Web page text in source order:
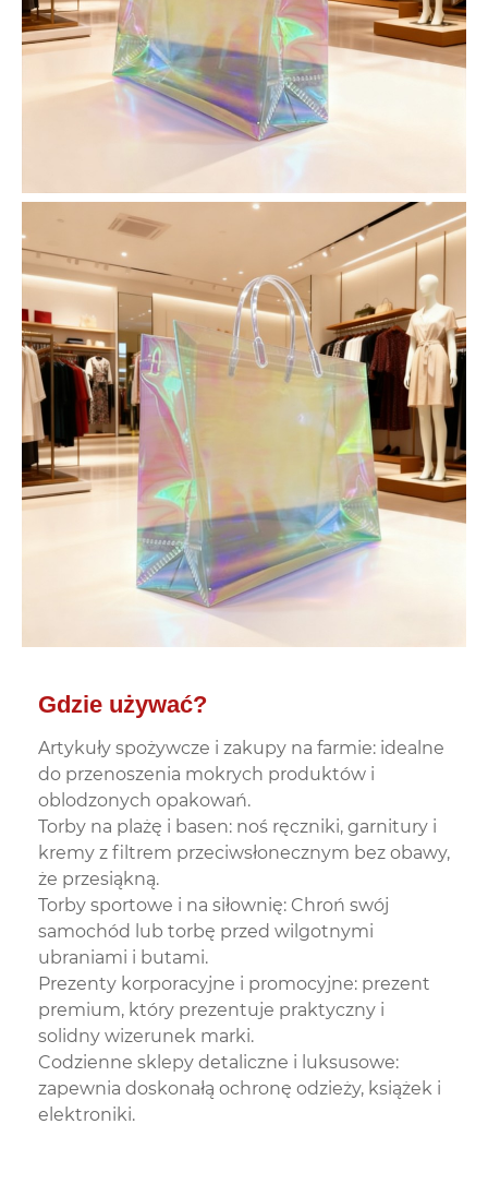
Gdzie używać?
Artykuły spożywcze i zakupy na farmie: idealne
do przenoszenia mokrych produktów i
oblodzonych opakowań.
Torby na plażę i basen: noś ręczniki, garnitury i
kremy z filtrem przeciwsłonecznym bez obawy,
że przesiąkną.
Torby sportowe i na siłownię: Chroń swój
samochód lub torbę przed wilgotnymi
ubraniami i butami.
Prezenty korporacyjne i promocyjne: prezent
premium, który prezentuje praktyczny i
solidny wizerunek marki.
Codzienne sklepy detaliczne i luksusowe:
zapewnia doskonałą ochronę odzieży, książek i
elektroniki.